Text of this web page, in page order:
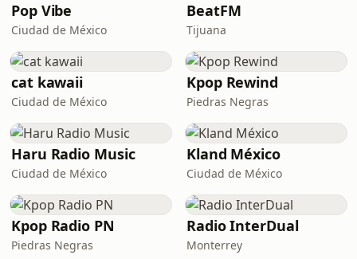
Pop Vibe
Ciudad de México
BeatFM
Tijuana
cat kawaii
Ciudad de México
Kpop Rewind
Piedras Negras
Haru Radio Music
Ciudad de México
Kland México
Ciudad de México
Kpop Radio PN
Piedras Negras
Radio InterDual
Monterrey